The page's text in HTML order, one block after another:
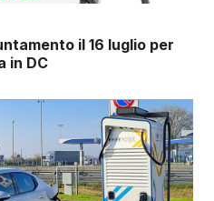
il 16 luglio per
in DC